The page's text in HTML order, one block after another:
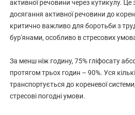
активної речовини через кутикулу.
досягання активної речовини до
критично важливо для боротьби з
бур'янами, особливо в стресових
За менш ніж годину, 75% гліфосату
протягом трьох годин – 90%. Уся
транспортується до кореневої
стресові погодні умови.